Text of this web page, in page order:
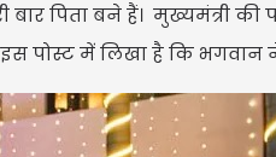
पिता बने हैं। मुख्यमंत्री की
पोस्ट में लिखा है कि भगवान ने